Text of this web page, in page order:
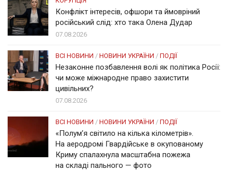
Конфлікт інтересів, офшори та ймовріний
російський слід: хто така Олена Дудар
07.08.2026
ВСІ НОВИНИ / НОВИНИ УКРАЇНИ / ПОДІЇ
Незаконне позбавлення волі як політика Росії:
чи може міжнародне право захистити
цивільних?
07.08.2026
ВСІ НОВИНИ / НОВИНИ УКРАЇНИ / ПОДІЇ
«Полум’я світило на кілька кілометрів».
На аеродромі Гвардійське в окупованому
Криму спалахнула масштабна пожежа
на складі пального — фото